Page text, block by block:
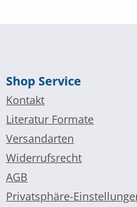
Shop Service
Kontakt
Literatur Formate
Versandarten
Widerrufsrecht
AGB
Privatsphäre-